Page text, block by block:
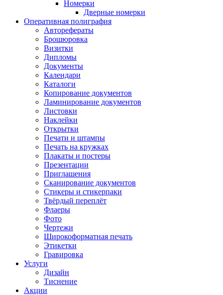
Номерки
Дверные номерки
Оперативная полиграфия
Авторефераты
Брошюровка
Визитки
Дипломы
Документы
Календари
Каталоги
Копирование документов
Ламинирование документов
Листовки
Наклейки
Открытки
Печати и штампы
Печать на кружках
Плакаты и постеры
Презентации
Приглашения
Сканирование документов
Стикеры и стикерпаки
Твёрдый переплёт
Флаеры
Фото
Чертежи
Широкоформатная печать
Этикетки
Гравировка
Услуги
Дизайн
Тиснение
Акции